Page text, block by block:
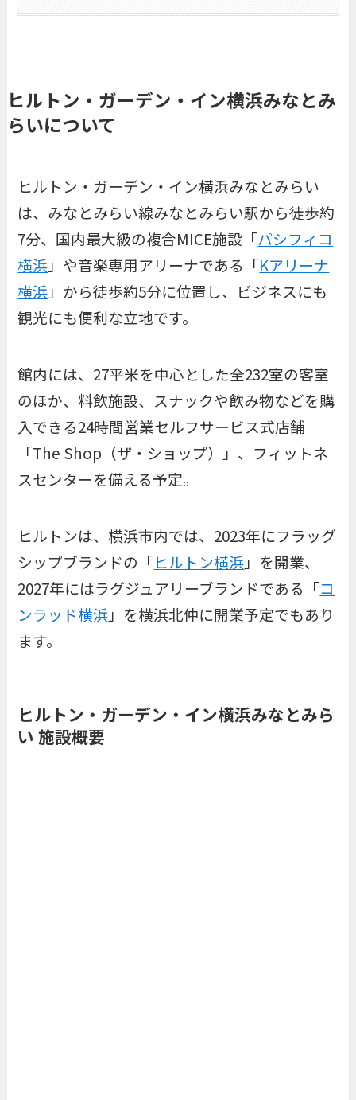
ヒルトン・ガーデン・イン横浜みなとみ
らいについて
ヒルトン・ガーデン・イン横浜みなとみらい
は、みなとみらい線みなとみらい駅から徒歩約
7分、国内最大級の複合MICE施設「パシフィコ
横浜」や音楽専用アリーナである「Kアリーナ
横浜」から徒歩約5分に位置し、ビジネスにも
観光にも便利な立地です。
館内には、27平米を中心とした全232室の客室
のほか、料飲施設、スナックや飲み物などを購
入できる24時間営業セルフサービス式店舗
「The Shop（ザ・ショップ）」、フィットネ
スセンターを備える予定。
ヒルトンは、横浜市内では、2023年にフラッグ
シップブランドの「ヒルトン横浜」を開業、
2027年にはラグジュアリーブランドである「コ
ンラッド横浜」を横浜北仲に開業予定でもあり
ます。
ヒルトン・ガーデン・イン横浜みなとみら
い 施設概要